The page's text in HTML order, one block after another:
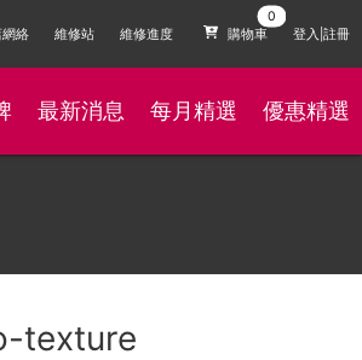
絡 維修站 維修進度 購物車 登入|註冊
最新消息 每月精選 優惠精選
texture